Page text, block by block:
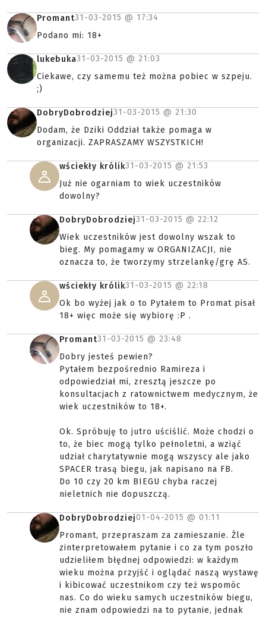
Promant31-03-2015 @ 17:34
Podano mi: 18+
lukebuka31-03-2015 @ 21:03
Ciekawe, czy samemu też można pobiec w szpeju.
;)
DobryDobrodziej31-03-2015 @ 21:30
Dodam, że Dziki Oddział także pomaga w
organizacji. ZAPRASZAMY WSZYSTKICH!
wściekły królik31-03-2015 @ 21:53
Już nie ogarniam to wiek uczestników
dowolny?
DobryDobrodziej31-03-2015 @ 22:12
Wiek uczestników jest dowolny wszak to
bieg. My pomagamy w ORGANIZACJI, nie
oznacza to, że tworzymy strzelankę/grę AS.
wściekły królik31-03-2015 @ 22:18
Ok bo wyżej jak o to Pytałem to Promat pisał
18+ więc może się wybiorę :P .
Promant31-03-2015 @ 23:48
Dobry jesteś pewien?
Pytałem bezpośrednio Ramireza i
odpowiedział mi, zresztą jeszcze po
konsultacjach z ratownictwem medycznym, że
wiek uczestników to 18+.
Ok. Spróbuję to jutro uściślić. Może chodzi o
to, że biec mogą tylko pełnoletni, a wziąć
udział charytatywnie mogą wszyscy ale jako
SPACER trasą biegu, jak napisano na FB.
Do 10 czy 20 km BIEGU chyba raczej
nieletnich nie dopuszczą.
DobryDobrodziej01-04-2015 @ 01:11
Promant, przepraszam za zamieszanie. Źle
zinterpretowałem pytanie i co za tym poszło
udzieliłem błędnej odpowiedzi: w każdym
wieku można przyjść i oglądać naszą wystawę
i kibicować uczestnikom czy też wspomóc
nas. Co do wieku samych uczestników biegu,
nie znam odpowiedzi na to pytanie, jednak